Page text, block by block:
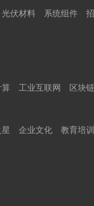
光伏材料 系统组件
算 工业互联网 区块链
企业文化 教育培训